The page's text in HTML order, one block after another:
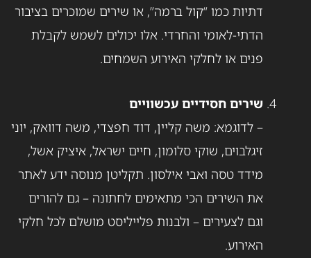
דתיות כמו “קול ברמה”, או שירים שמוכרים בציבור
הדתי-לאומי והחרדי. אלו יכולים לשמש לקבלת
פנים או לחלקי האירוע השמחים.
שירים חסידיים עכשוויים
– לדוגמא: משה קליין, דוד חפצדי, משה דוואק, יוני
זיגלבוים, שוקי סלומון, חיים ישראל, איציק אשל,
מידד טסה ואבי אילסון. תקליטן מנוסה ידע לאתר
את השירים הכי מתאימים לחתונה – גם להורים
וגם לצעירים – ולבנות פלייליסט מושלם לכל חלקי
האירוע.